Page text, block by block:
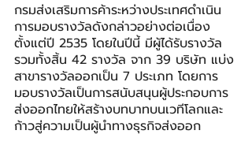
กรมส่งเสริมการค้าระหว่างประเทศดำเนิน
การมอบรางวัลดังกล่าวอย่างต่อเนื่อง
ตั้งแต่ปี 2535 โดยในปีนี้ มีผู้ได้รับรางวัล
รวมทั้งสิ้น 42 รางวัล จาก 39 บริษัท แบ่ง
สาขารางวัลออกเป็น 7 ประเภท โดยการ
มอบรางวัลเป็นการสนับสนุนผู้ประกอบการ
ส่งออกไทยให้สร้างบทบาทบนเวทีโลกและ
ก้าวสู่ความเป็นผู้นำทางธุรกิจส่งออก